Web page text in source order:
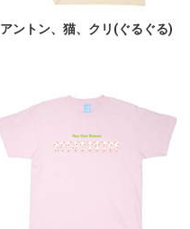
アントン、猫、クリ(ぐるぐる)